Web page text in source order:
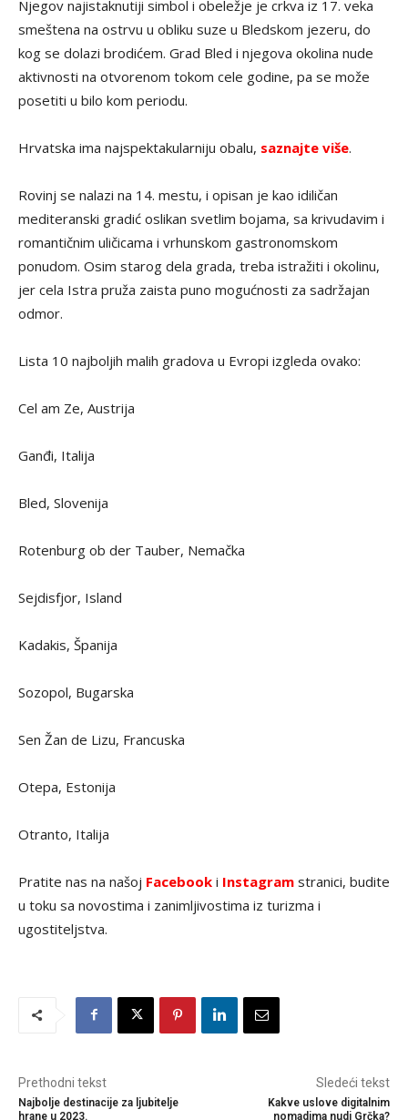
Njegov najistaknutiji simbol i obeležje je crkva iz 17. veka
smeštena na ostrvu u obliku suze u Bledskom jezeru, do
kog se dolazi brodićem. Grad Bled i njegova okolina nude
aktivnosti na otvorenom tokom cele godine, pa se može
posetiti u bilo kom periodu.
Hrvatska ima najspektakularniju obalu, saznajte više.
Rovinj se nalazi na 14. mestu, i opisan je kao idiličan
mediteranski gradić oslikan svetlim bojama, sa krivudavim i
romantičnim uličicama i vrhunskom gastronomskom
ponudom. Osim starog dela grada, treba istražiti i okolinu,
jer cela Istra pruža zaista puno mogućnosti za sadržajan
odmor.
Lista 10 najboljih malih gradova u Evropi izgleda ovako:
Cel am Ze, Austrija
Ganđi, Italija
Bled, Slovenija
Rotenburg ob der Tauber, Nemačka
Sejdisfjor, Island
Kadakis, Španija
Sozopol, Bugarska
Sen Žan de Lizu, Francuska
Otepa, Estonija
Otranto, Italija
Pratite nas na našoj Facebook i Instagram stranici, budite
u toku sa novostima i zanimljivostima iz turizma i
ugostiteljstva.
Prethodni tekst
Najbolje destinacije za ljubitelje
hrane u 2023.
Sledeći tekst
Kakve uslove digitalnim
nomadima nudi Grčka?